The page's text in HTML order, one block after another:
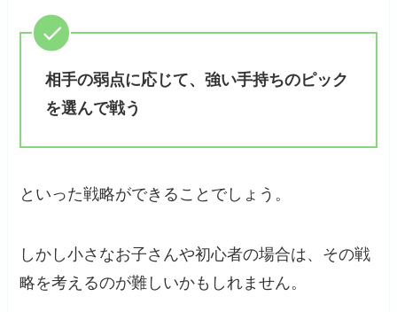
相手の弱点に応じて、強い手持ちのピック
を選んで戦う
といった戦略ができることでしょう。
しかし小さなお子さんや初心者の場合は、その戦
略を考えるのが難しいかもしれません。